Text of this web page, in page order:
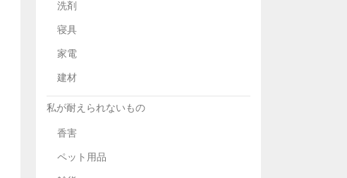
洗剤
寝具
家電
建材
私が耐えられないもの
香害
ペット用品